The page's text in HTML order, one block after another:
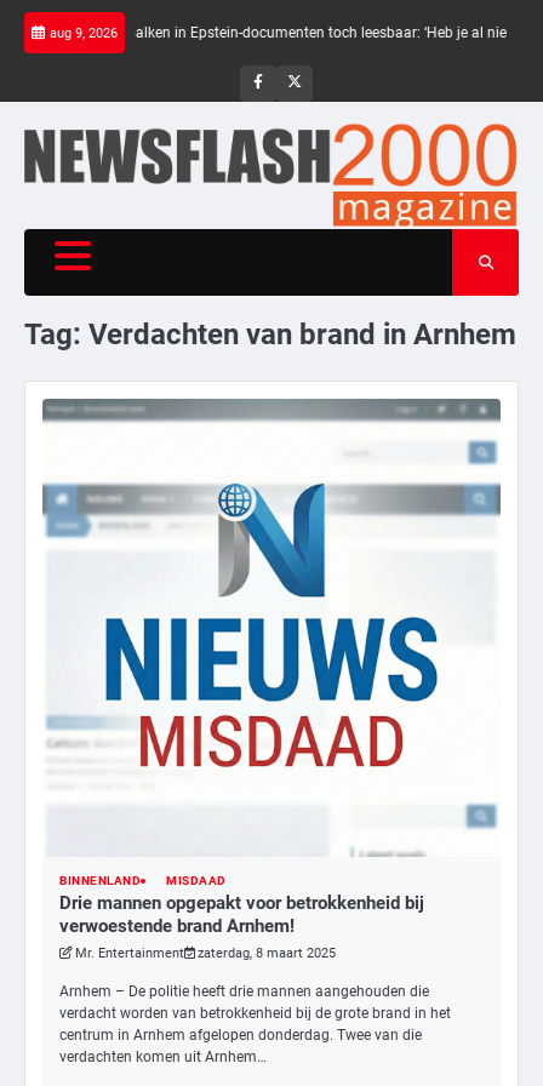
Skip
aug 9, 2026
Zwarte balken in Epstein-documenten toch leesbaar: ‘Heb je al nieuwe
NewsFlash
Tag: Verdachten van brand in Arnhem
BINNENLAND MISDAAD
Drie mannen opgepakt voor betrokkenheid bij
verwoestende brand Arnhem!
Mr. Entertainment zaterdag, 8 maart 2025
Arnhem – De politie heeft drie mannen aangehouden die
verdacht worden van betrokkenheid bij de grote brand in het
centrum in Arnhem afgelopen donderdag. Twee van die
verdachten komen uit Arnhem…
3
Nick Reiner, zoon van regisseur Rob
Ms. Army Girl